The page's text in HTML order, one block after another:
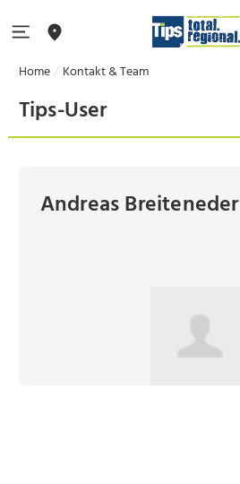
Home Kontakt & Team
Tips-User
Andreas Breiteneder